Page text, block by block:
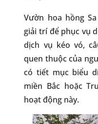
Vườn hoa hồng
giải trí để phục vụ
dịch vụ kéo vó,
quen thuộc của
có tiết mục biểu
miền Bắc hoặc
hoạt động này.